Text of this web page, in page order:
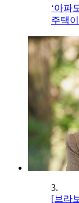
‘아파
주택
3.
[브라